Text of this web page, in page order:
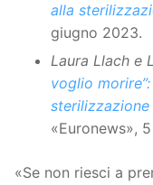
alla
giugno 2023.
Laura Llach e
voglio
«Euronews»,
«Se non riesci a